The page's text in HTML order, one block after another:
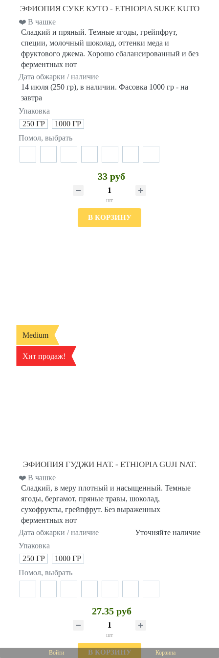
Войти Корзина
ЭФИОПИЯ СУКЕ КУТО - ETHIOPIA SUKE KUTO
❤️ В чашке
Сладкий и пряный. Темные ягоды, грейпфрут,
специи, молочный шоколад, оттенки меда и
фруктового джема. Хорошо сбалансированный и без
ферментных нот
Дата обжарки / наличие
14 июля (250 гр), в наличии. Фасовка 1000 гр - на
завтра
Упаковка
250 ГР
1000 ГР
Помол, выбрать
33 руб
шт
В КОРЗИНУ
Medium
Хит продаж!
ЭФИОПИЯ ГУДЖИ НАТ. - ETHIOPIA GUJI NAT.
❤️ В чашке
Сладкий, в меру плотный и насыщенный. Темные
ягоды, бергамот, пряные травы, шоколад,
сухофрукты, грейпфрут. Без выраженных
ферментных нот
Дата обжарки / наличие
Уточняйте наличие
Упаковка
250 ГР
1000 ГР
Помол, выбрать
27.35 руб
шт
В КОРЗИНУ